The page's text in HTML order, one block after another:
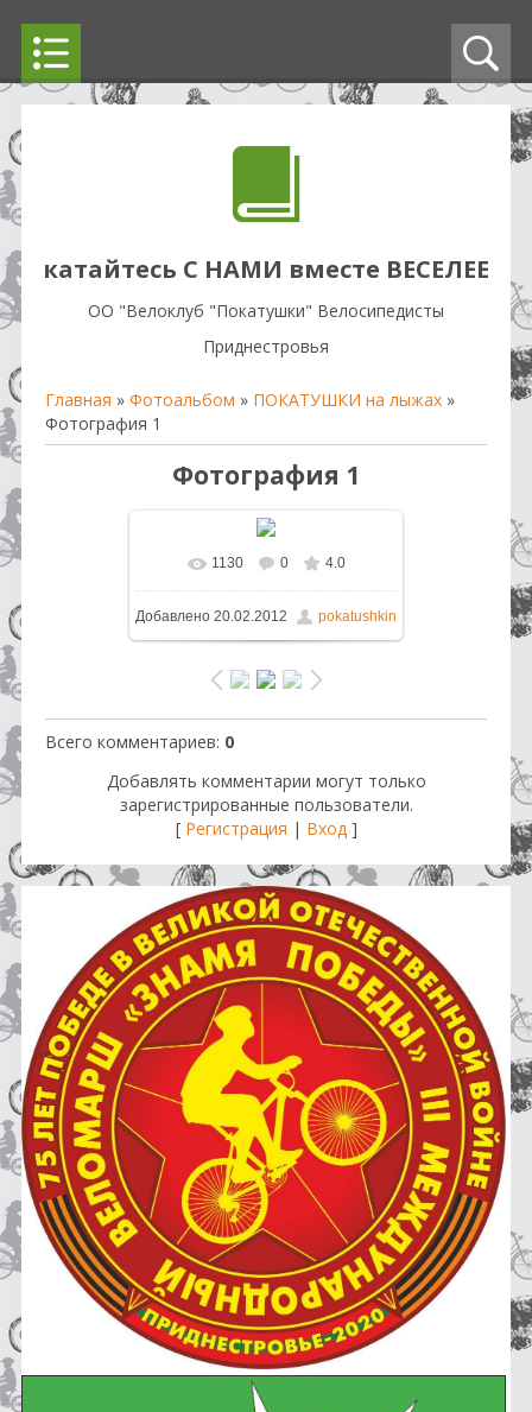
катайтесь С НАМИ вместе ВЕСЕЛЕЕ
OO "Велоклуб "Покатушки" Велосипедисты
Приднестровья
Главная » Фотоальбом » ПОКАТУШКИ на лыжах »
Фотография 1
Фотография 1
В реальном размере 800x592
232.0Kb
1130 0 4.0
Добавлено 20.02.2012 pokatushkin
Всего комментариев: 0
Добавлять комментарии могут только
зарегистрированные пользователи.
[ Регистрация | Вход]